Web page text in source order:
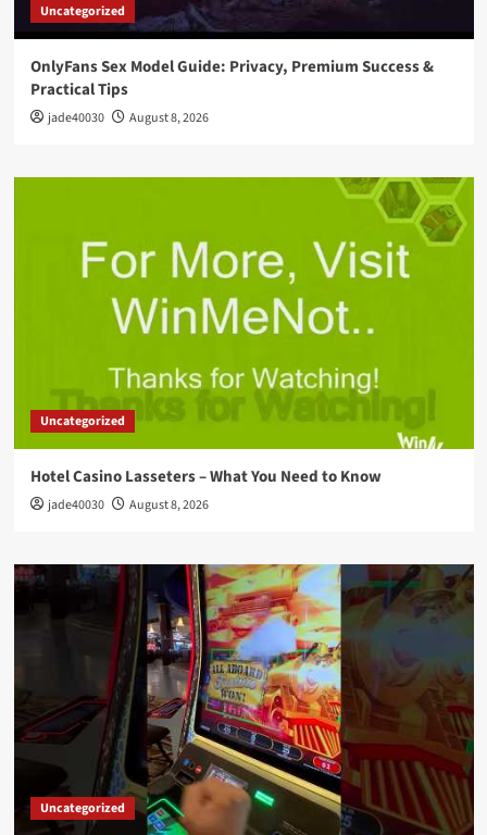
Uncategorized
OnlyFans Sex Model Guide: Privacy, Premium Success &
Practical Tips
jade40030 August 8, 2026
Uncategorized
Hotel Casino Lasseters – What You Need to Know
jade40030 August 8, 2026
Uncategorized